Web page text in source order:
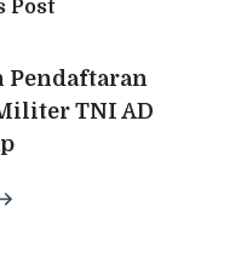
Post
Pendaftaran
TNI AD